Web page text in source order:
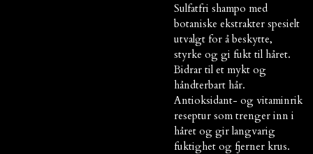
Sulfatfri shampo med
botaniske ekstrakter spesielt
utvalgt for å beskytte,
styrke og gi fukt til håret.
Bidrar til et mykt og
håndterbart hår.
Antioksidant- og vitaminrik
reseptur som trenger inn i
håret og gir langvarig
fuktighet og fjerner krus.